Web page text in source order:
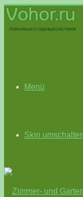
Menü
Skin umschalten